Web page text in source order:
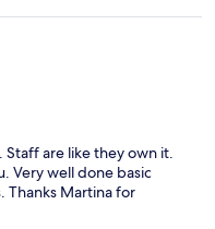
Staff are like they own it.
Very well done basic
Thanks Martina for